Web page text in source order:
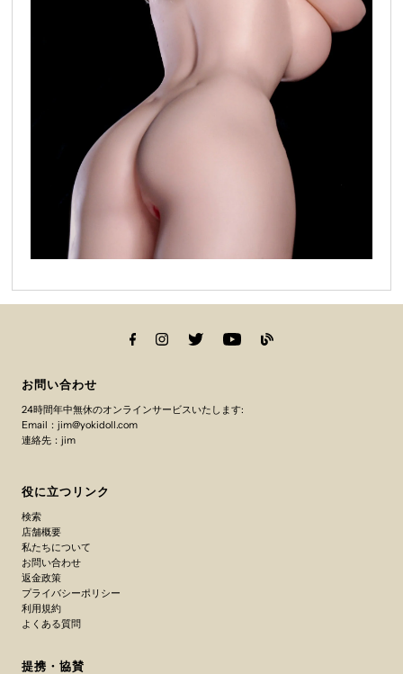
お問い合わせ
24時間年中無休のオンラインサービスいたします:
Email：jim@yokidoll.com
連絡先：jim
役に立つリンク
検索
店舗概要
私たちについて
お問い合わせ
返金政策
プライバシーポリシー
利用規約
よくある質問
提携・協賛